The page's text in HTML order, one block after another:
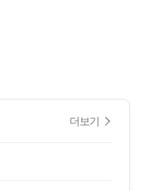
더보기